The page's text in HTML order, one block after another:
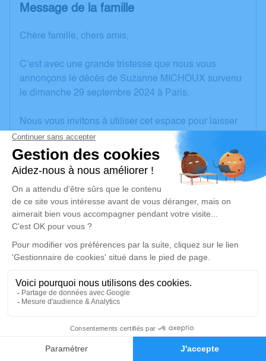
Faire-part Hommages
Message de la famille
Chère famille, chers amis,
C’est avec une grande tristesse que nous vous
annonçons le décès de Suzanne MICHOUX survenu
le dimanche 29 septembre 2024 à Paris.
Nous vous invitons à utiliser cet espace pour laisser
vos condoléances, partager des photos souvenirs,
une anecdote ou exprimer vos pensées à travers des
poèmes ou des textes. Cet endroit est un lieu
d'expression dédié à honorer la mémoire de Suzanne
MICHOUX.
Un service de plantation d’arbre hommage est
disponible ici.
Je rends hommage
Cérémonie religieuse
Église de Thaumiers